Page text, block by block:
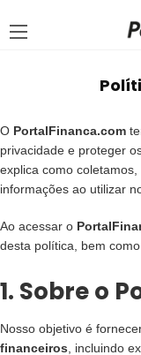
O PortalFinanca.com
privacidade e proteger
explica como
informações ao utilizar
Ao acessar o
desta política, bem
1. Sobre o
Nosso objetivo é
financeiros , incluindo